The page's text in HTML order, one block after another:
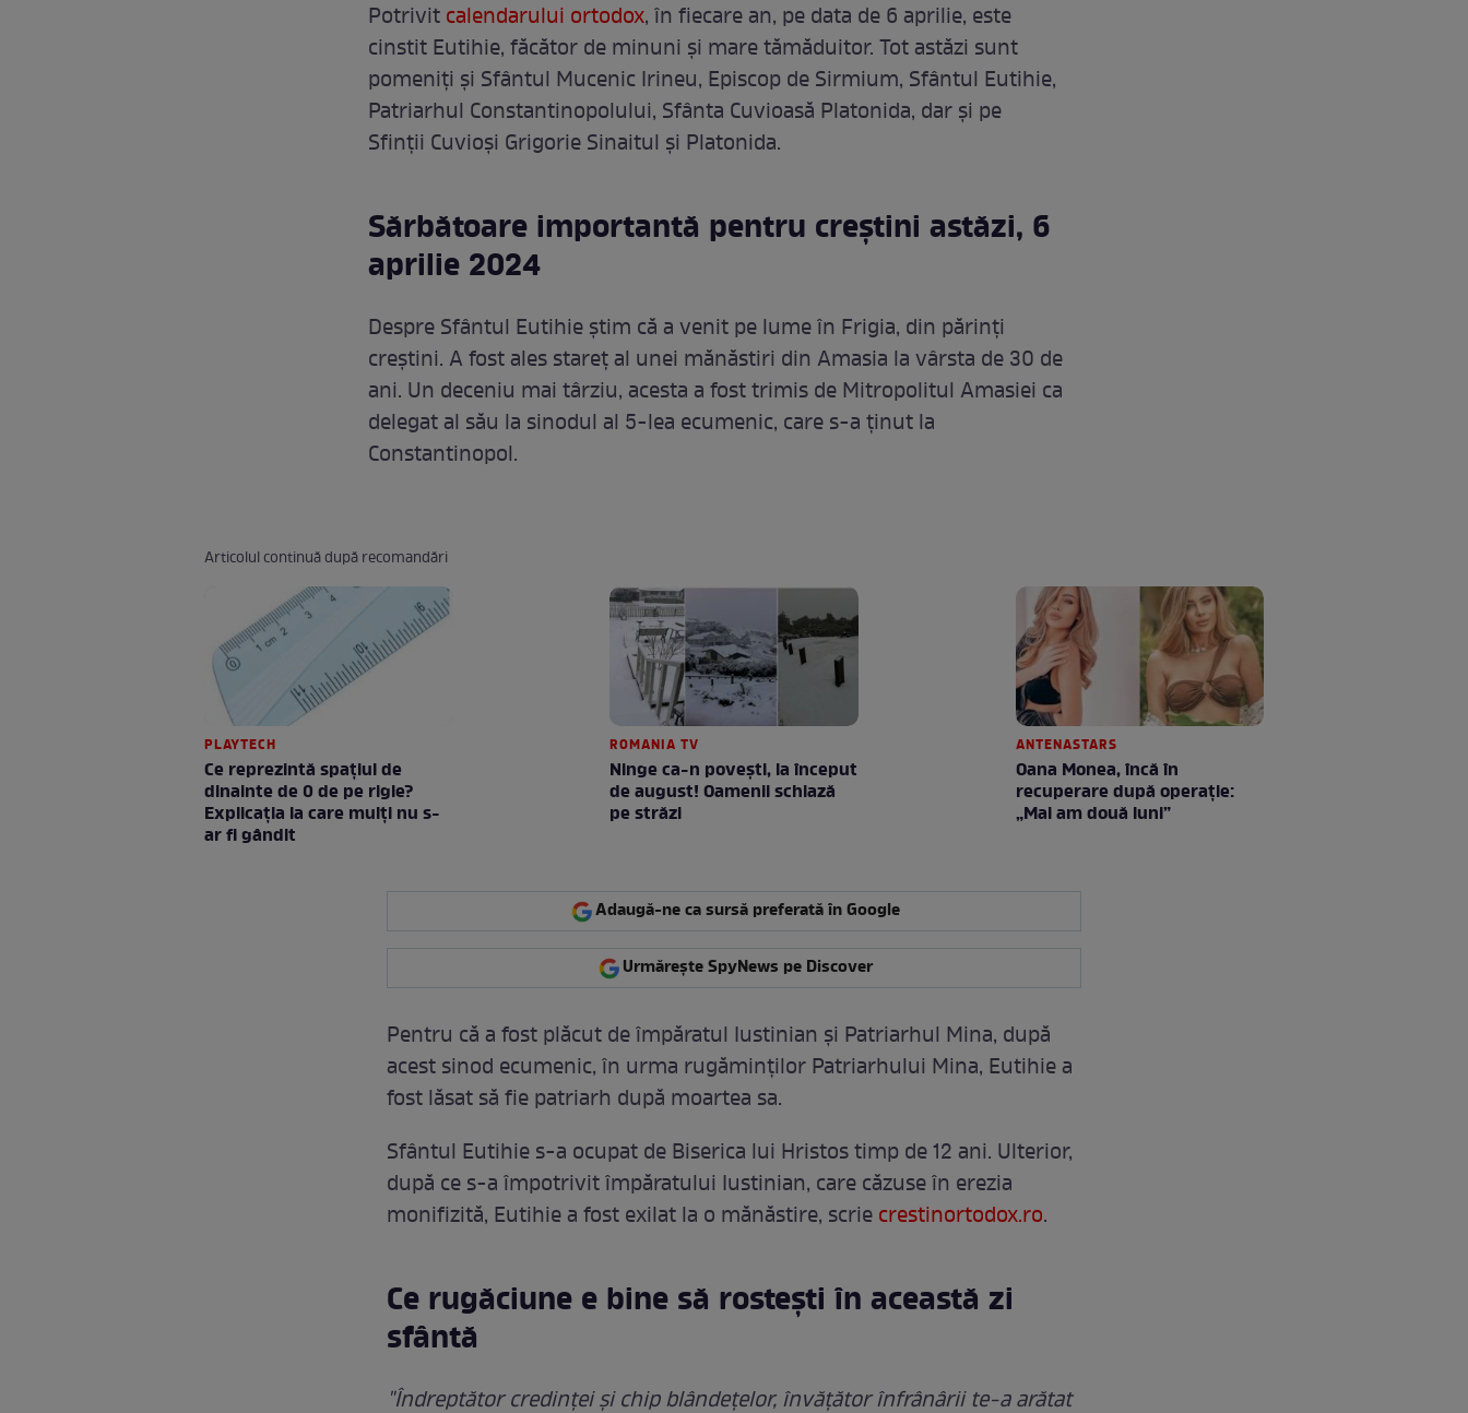
Potrivitcalendarului ortodox, în fiecare an, pe data de 6 aprilie, este
cinstit Eutihie, făcător de minuni și mare tămăduitor. Tot astăzi sunt
pomeniți și Sfântul Mucenic Irineu, Episcop de Sirmium, Sfântul Eutihie,
Patriarhul Constantinopolului, Sfânta Cuvioasă Platonida, dar și pe
Sfinții Cuvioși Grigorie Sinaitul și Platonida.
Sărbătoare importantă pentru creștini astăzi, 6
aprilie 2024
Despre Sfântul Eutihie știm că a venit pe lume în Frigia, din părinți
creștini. A fost ales stareț al unei mănăstiri din Amasia la vârsta de 30 de
ani. Un deceniu mai târziu, acesta a fost trimis de Mitropolitul Amasiei ca
delegat al său la sinodul al 5-lea ecumenic, care s-a ținut la
Constantinopol.
Articolul continuă după recomandări
PLAYTECH
Ce reprezintă spaţiul de
dinainte de 0 de pe rigle?
Explicaţia la care mulţi nu s-
ar fi gândit
ROMANIA TV
Ninge ca-n povești, la început
de august! Oamenii schiază
pe străzi
ANTENASTARS
Oana Monea, încă în
recuperare după operație:
„Mai am două luni”
Adaugă-ne ca sursă preferată în Google
Urmărește SpyNews pe Discover
Pentru că a fost plăcut de împăratul Iustinian și Patriarhul Mina, după
acest sinod ecumenic, în urma rugăminților Patriarhului Mina, Eutihie a
fost lăsat să fie patriarh după moartea sa.
Sfântul Eutihie s-a ocupat de Biserica lui Hristos timp de 12 ani. Ulterior,
după ce s-a împotrivit împăratului Iustinian, care căzuse în erezia
monifizită, Eutihie a fost exilat la o mănăstire, scriecrestinortodox.ro.
Ce rugăciune e bine să rostești în această zi
sfântă
"Îndreptător credinţei şi chip blândeţelor, învăţător înfrânârii te-a arătat